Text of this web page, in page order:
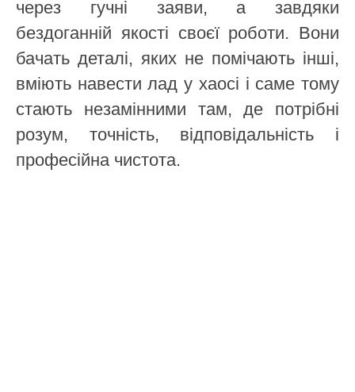
через гучні заяви, а завдяки
бездоганній якості своєї роботи. Вони
бачать деталі, яких не помічають інші,
вміють навести лад у хаосі і саме тому
стають незамінними там, де потрібні
розум, точність, відповідальність і
професійна чистота.